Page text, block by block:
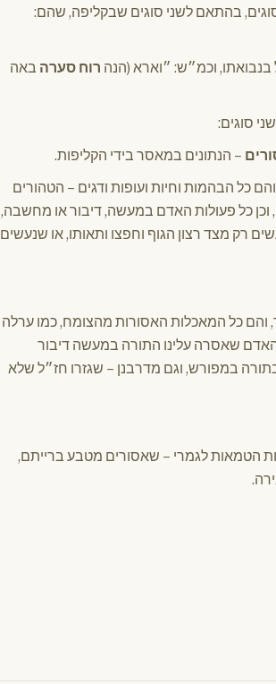
בהתאם לשני סוגים שבקליפה, שהם:
וכמ״ש: ״וארא (הנה רוח סערה באה
סוגים:
– הנתונים במאסר בידי הקליפות.
כל הבהמות וחיות ועופות ודגים – הטהורים
וכן כל פעולות האדם במעשה, דיבור או מחשבה,
רק מצד רצון הגוף וחפצו ותאותו, או שנעשים
והם כל המאכלות האסורות מהצומח, כמו ערלה
האדם שאסרה עלינו התורה במעשה דיבור
במפורש, וגם מדרבנן – שגזרו חז״ל שלא
הטמאות לגמרי – שאסורים מטבע ברייתם,